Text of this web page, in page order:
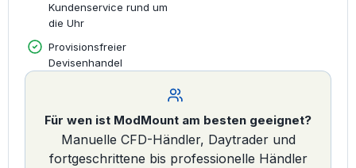
Kundenservice rund um
die Uhr
Provisionsfreier
Devisenhandel
Für wen ist ModMount am besten geeignet?
Manuelle CFD-Händler, Daytrader und
fortgeschrittene bis professionelle Händler